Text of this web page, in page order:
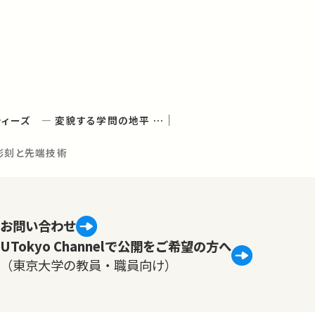
デジタル・ヒューマニティーズ ― 変貌する学問の地平 ― (学術俯瞰講義)
刻と先端技術
お問い合わせ
UTokyo Channelで公開をご希望の方へ
（東京大学の教員・職員向け）